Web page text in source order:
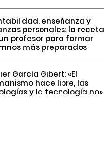
enseñanza y
personales: la receta
profesor para formar
más preparados
García Gibert: «El
hace libre, las
y la tecnología no»